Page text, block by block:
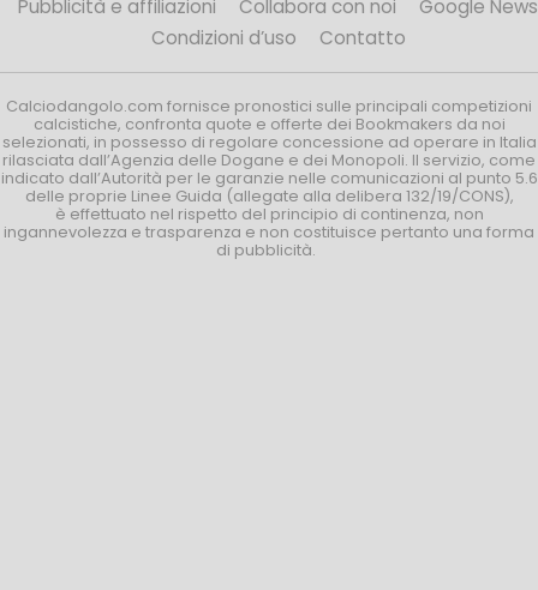
Pubblicità e affiliazioni
Collabora con noi
Google News
Condizioni d’uso
Contatto
Calciodangolo.com fornisce pronostici sulle principali competizioni
calcistiche, confronta quote e offerte dei Bookmakers da noi
selezionati, in possesso di regolare concessione ad operare in Italia
rilasciata dall’Agenzia delle Dogane e dei Monopoli. Il servizio, come
indicato dall’Autorità per le garanzie nelle comunicazioni al punto 5.6
delle proprie Linee Guida (allegate alla delibera 132/19/CONS),
è effettuato nel rispetto del principio di continenza, non
ingannevolezza e trasparenza e non costituisce pertanto una forma
di pubblicità.